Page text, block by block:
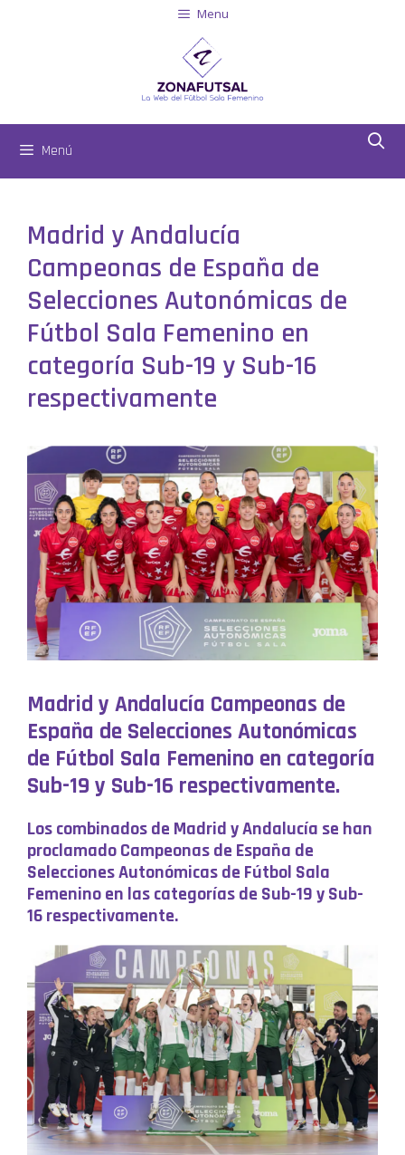
Menu
Menú
Madrid y Andalucía
Campeonas de España de
Selecciones Autonómicas de
Fútbol Sala Femenino en
categoría Sub-19 y Sub-16
respectivamente
Madrid y Andalucía Campeonas de
España de Selecciones Autonómicas
de Fútbol Sala Femenino en categoría
Sub-19 y Sub-16 respectivamente.
Los combinados de Madrid y Andalucía se han
proclamado Campeonas de España de
Selecciones Autonómicas de Fútbol Sala
Femenino en las categorías de Sub-19 y Sub-
16 respectivamente.